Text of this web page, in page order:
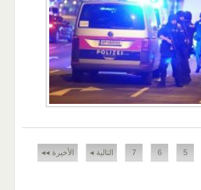
5
6
7 التالية ◂ الأخيرة ◂◂